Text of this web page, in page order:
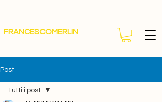
FRANCESCOMERLIN
Post
Tutti i post